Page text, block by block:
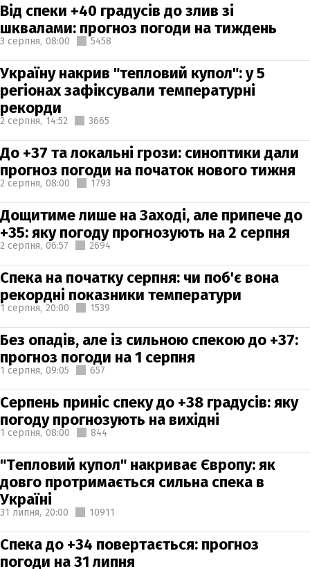
Від спеки +40 градусів до злив зі
шквалами: прогноз погоди на тиждень
3 серпня, 08:00 5458
Україну накрив "тепловий купол": у 5
регіонах зафіксували температурні
рекорди
2 серпня, 14:52 3665
До +37 та локальні грози: синоптики дали
прогноз погоди на початок нового тижня
2 серпня, 08:00 1793
Дощитиме лише на Заході, але припече до
+35: яку погоду прогнозують на 2 серпня
2 серпня, 06:57 2694
Спека на початку серпня: чи поб'є вона
рекордні показники температури
1 серпня, 20:00 1539
Без опадів, але із сильною спекою до +37:
прогноз погоди на 1 серпня
1 серпня, 09:05 657
Серпень приніс спеку до +38 градусів: яку
погоду прогнозують на вихідні
1 серпня, 08:00 844
"Тепловий купол" накриває Європу: як
довго протримається сильна спека в
Україні
31 липня, 20:00 10911
Спека до +34 повертається: прогноз
погоди на 31 липня